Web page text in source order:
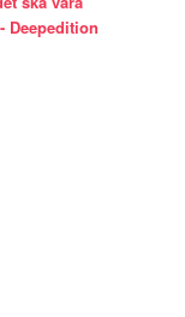
Deepedition